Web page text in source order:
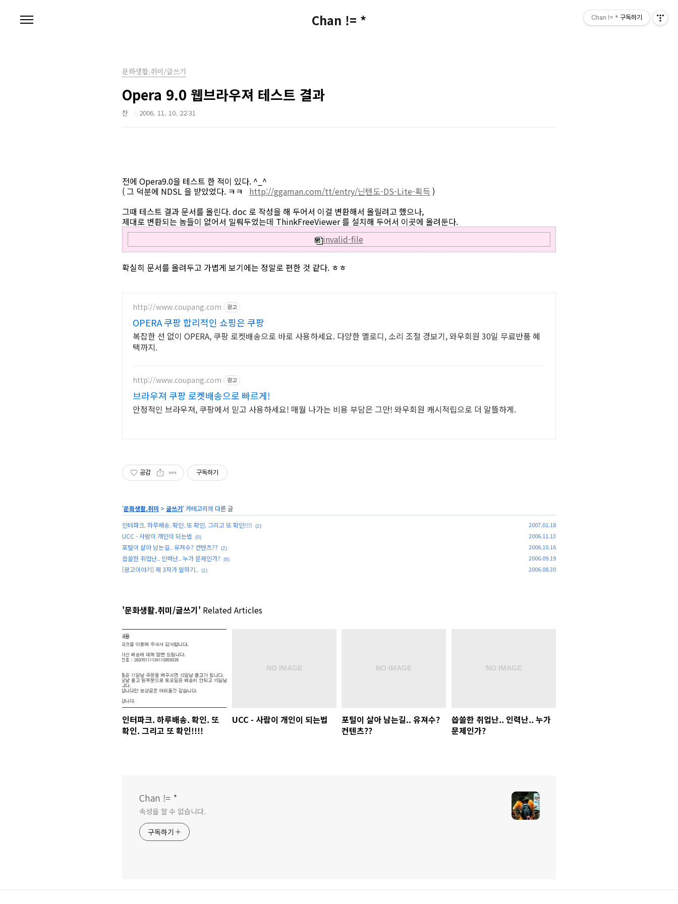
Chan != *
문화생활.취미/글쓰기
Opera 9.0 웹브라우져 테스트 결과
찬 2006. 11. 10. 22:31
전에 Opera9.0을 테스트 한 적이 있다. ^_^
( 그 덕분에 NDSL 을 받았었다. ㅋㅋ http://ggaman.com/tt/entry/닌텐도-DS-Lite-획득 )
그때 테스트 결과 문서를 올린다. doc 로 작성을 해 두어서 이걸 변환해서 올릴려고 했으나,
제대로 변환되는 놈들이 없어서 밀뤄두었는데 ThinkFreeViewer 를 설치해 두어서 이곳에 올려둔다.
invalid-file
확실히 문서를 올려두고 가볍게 보기에는 정말로 편한 것 같다. ㅎㅎ
http://www.coupang.com 광고
OPERA 쿠팡 합리적인 쇼핑은 쿠팡
복잡한 선 없이 OPERA, 쿠팡 로켓배송으로 바로 사용하세요. 다양한 멜로디, 소리 조절 경보기, 와우회원 30일 무료반품 혜
택까지.
http://www.coupang.com 광고
브라우져 쿠팡 로켓배송으로 빠르게!
안정적인 브라우져, 쿠팡에서 믿고 사용하세요! 매월 나가는 비용 부담은 그만! 와우회원 캐시적립으로 더 알뜰하게.
공감 구독하기
'문화생활.취미 > 글쓰기' 카테고리의 다른 글
인터파크. 하루배송. 확인. 또 확인. 그리고 또 확인!!!!
(2) 2007.01.18
UCC - 사람이 개인이 되는법 (0) 2006.11.13
포털이 살아 남는길.. 유져수? 컨텐츠?? (2) 2006.10.16
씁쓸한 취업난.. 인력난.. 누가 문제인가? (8) 2006.09.19
[광고이야기] 제 3자가 말하기.. (1) 2006.08.30
'문화생활.취미/글쓰기' Related Articles
인터파크. 하루배송. 확인. 또
확인. 그리고 또 확인!!!!
UCC - 사람이 개인이 되는법
포털이 살아 남는길.. 유져수?
컨텐츠??
씁쓸한 취업난.. 인력난.. 누가
문제인가?
Chan != *
속성을 알 수 없습니다.
구독하기
Chan != * 구독하기